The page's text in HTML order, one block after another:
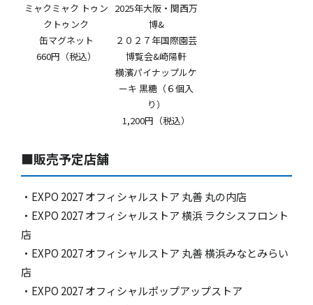
ミャクミャク トゥン
クトゥンク
缶マグネット
660円（税込）
2025年大阪・関西万
博&
２０２７年国際園芸
博覧会&崎陽軒
横濱パイナップルケ
ーキ 黒糖（６個入
り）
1,200円（税込）
■販売予定店舗
・EXPO 2027 オフィシャルストア 丸善 丸の内店
・EXPO 2027 オフィシャルストア 横浜 ラクシスフロント
店
・EXPO 2027 オフィシャルストア 丸善 横浜みなとみらい
店
・EXPO 2027 オフィシャルポップアップストア